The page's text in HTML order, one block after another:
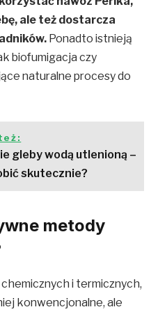
ale też dostarcza
Ponadto istnieją
biofumigacja czy
naturalne procesy do
gleby wodą utlenioną –
skutecznie?
metody
i termicznych,
konwencjonalne, ale